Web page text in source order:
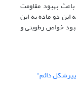
باعث بهبود مقاومت
دو ماده به این
خواص رطوبتی و
دائم"